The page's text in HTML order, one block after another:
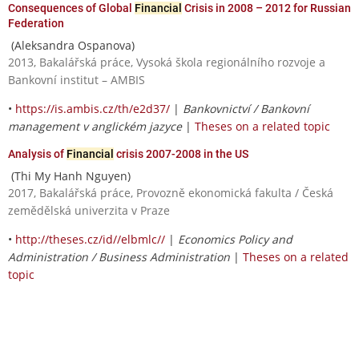
Consequences of Global Financial Crisis in 2008 – 2012 for Russian
Federation
(Aleksandra Ospanova)
2013, Bakalářská práce, Vysoká škola regionálního rozvoje a
Bankovní institut – AMBIS
• https://is.ambis.cz/th/e2d37/ | Bankovnictví / Bankovní
management v anglickém jazyce| Theses on a related topic
Analysis of Financial crisis 2007-2008 in the US
(Thi My Hanh Nguyen)
2017, Bakalářská práce, Provozně ekonomická fakulta / Česká
zemědělská univerzita v Praze
• http://theses.cz/id//elbmlc// | Economics Policy and
Administration / Business Administration | Theses on a related
topic